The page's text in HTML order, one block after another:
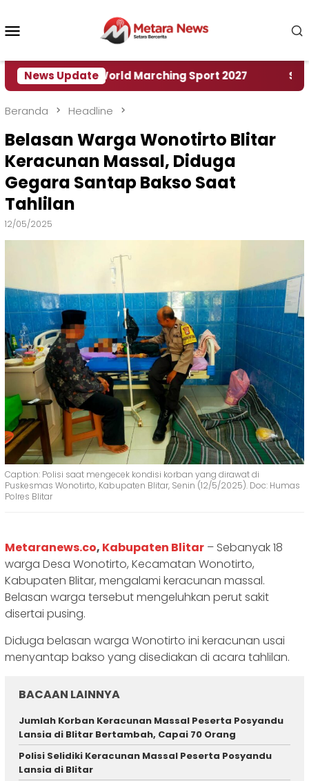
konten
News Update
World Marching Sport 2027 ‎Soal
Beranda Headline
Belasan Warga Wonotirto Blitar
Keracunan Massal, Diduga
Gegara Santap Bakso Saat
Tahlilan
12/05/2025
Caption: Polisi saat mengecek kondisi korban yang dirawat di
Puskesmas Wonotirto, Kabupaten Blitar, Senin (12/5/2025). Doc: Humas
Polres Blitar
Metaranews.co, Kabupaten Blitar – Sebanyak 18
warga Desa Wonotirto, Kecamatan Wonotirto,
Kabupaten Blitar, mengalami keracunan massal.
Belasan warga tersebut mengeluhkan perut sakit
disertai pusing.
Diduga belasan warga Wonotirto ini keracunan usai
menyantap bakso yang disediakan di acara tahlilan.
BACAAN LAINNYA
Jumlah Korban Keracunan Massal Peserta Posyandu
Lansia di Blitar Bertambah, Capai 70 Orang
Polisi Selidiki Keracunan Massal Peserta Posyandu
Lansia di Blitar